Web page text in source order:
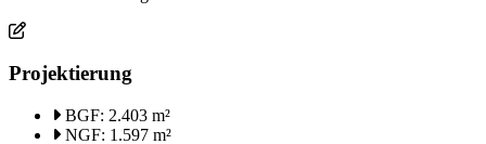
Projektierung
BGF: 2.403 m²
NGF: 1.597 m²